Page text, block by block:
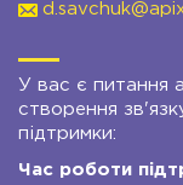
У вас є питання
створення
підтримки:
Час роботи